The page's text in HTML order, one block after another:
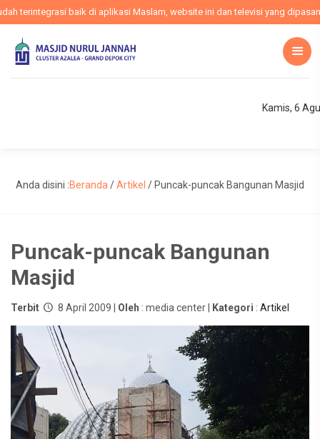
baik di aplikasi Maslam, website ini dan televisi yang dipasang
Kamis, 6
Anda disini :Beranda /Artikel / Puncak-puncak Bangunan Masjid
Puncak-puncak Bangunan
Masjid
Terbit 8 April 2009 | Oleh : media center | Kategori : Artikel